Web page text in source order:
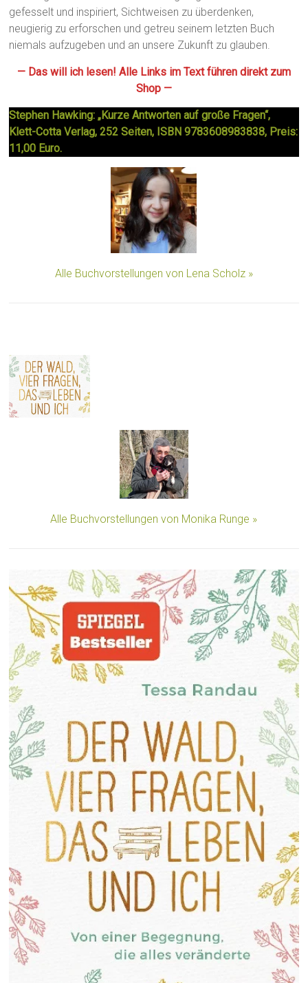
gefesselt und inspiriert, Sichtweisen zu überdenken,
neugierig zu erforschen und getreu seinem letzten Buch
niemals aufzugeben und an unsere Zukunft zu glauben.
— Das will ich lesen! Alle Links im Text führen direkt zum
Shop —
Stephen Hawking: „Kurze Antworten auf große Fragen“,
Klett-Cotta Verlag, 252 Seiten, ISBN 9783608983838, Preis:
11,00 Euro.
Alle Buchvorstellungen von Lena Scholz »
Alle Buchvorstellungen von Monika Runge »